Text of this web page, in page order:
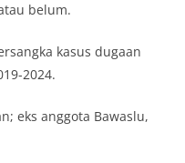
belum.
kasus dugaan
2024.
eks anggota Bawaslu,